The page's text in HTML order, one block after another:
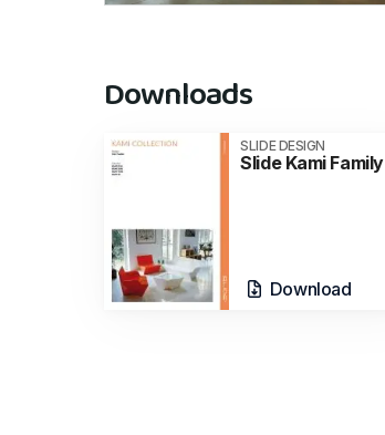
Downloads
SLIDE DESIGN
Slide Kami Family
Download